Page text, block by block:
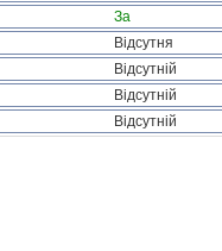
За
Відсутня
Відсутній
Відсутній
Відсутній